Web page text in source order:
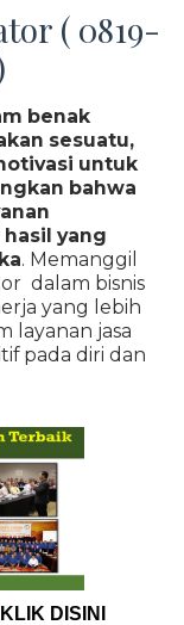
( 0819-
benak
sesuatu,
untuk
bahwa
yang
. Memanggil
dalam bisnis
yang lebih
layanan jasa
pada diri dan
KLIK DISINI